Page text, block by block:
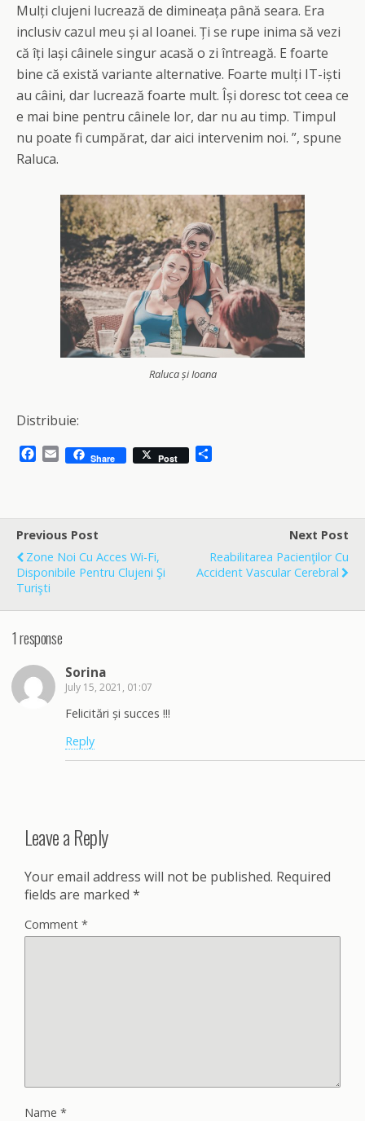
Mulți clujeni lucrează de dimineața până seara. Era
inclusiv cazul meu și al Ioanei. Ți se rupe inima să vezi
că îți lași câinele singur acasă o zi întreagă. E foarte
bine că există variante alternative. Foarte mulți IT-iști
au câini, dar lucrează foarte mult. Își doresc tot ceea ce
e mai bine pentru câinele lor, dar nu au timp. Timpul
nu poate fi cumpărat, dar aici intervenim noi. ”, spune
Raluca.
Raluca și Ioana
Distribuie:
b
o
o
k
E
l
Share Post
e
Previous Post
Zone Noi Cu Acces Wi-Fi,
Disponibile Pentru Clujeni Şi
Turişti
Next Post
Reabilitarea Pacienţilor Cu
Accident Vascular Cerebral
1 response
Sorina
July 15, 2021, 01:07
Felicitări și succes !!!
Reply
Leave a Reply
Your email address will not be published. Required
fields are marked *
Comment *
Name *